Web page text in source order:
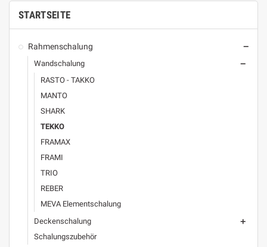
STARTSEITE
Rahmenschalung 
Wandschalung 
RASTO - TAKKO
MANTO
SHARK
TEKKO
FRAMAX
FRAMI
TRIO
REBER
MEVA Elementschalung
Deckenschalung

Schalungszubehör